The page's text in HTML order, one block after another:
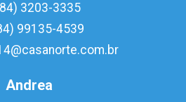
3203-3335
99135-4539
Andrea